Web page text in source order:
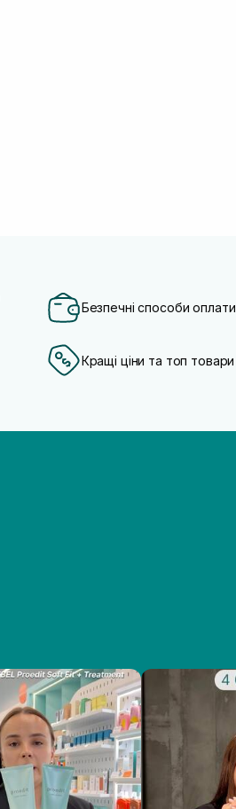
Безпечні способи оплати
Кращі ціни та топ товари